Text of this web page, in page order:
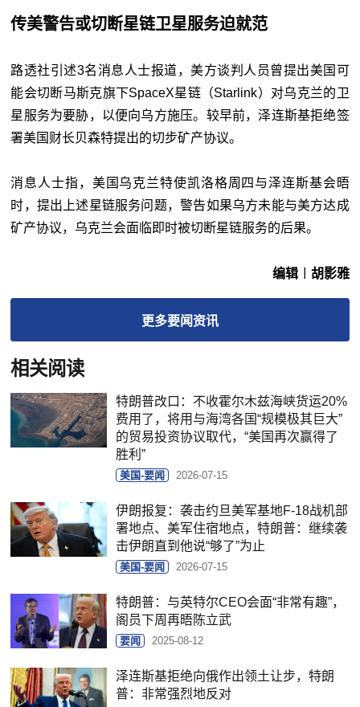
传美警告或切断星链卫星服务迫就范
路透社引述3名消息人士报道，美方谈判人员曾提出美国可
能会切断马斯克旗下SpaceX星链（Starlink）对乌克兰的卫
星服务为要胁，以便向乌方施压。较早前，泽连斯基拒绝签
署美国财长贝森特提出的切步矿产协议。
消息人士指，美国乌克兰特使凯洛格周四与泽连斯基会晤
时，提出上述星链服务问题，警告如果乌方未能与美方达成
矿产协议，乌克兰会面临即时被切断星链服务的后果。
编辑︱胡影雅
更多要闻资讯
相关阅读
特朗普改口：不收霍尔木兹海峡货运20%
费用了，将用与海湾各国“规模极其巨大”
的贸易投资协议取代，“美国再次赢得了
胜利”
美国-要闻 2026-07-15
伊朗报复：袭击约旦美军基地F-18战机部
署地点、美军住宿地点，特朗普：继续袭
击伊朗直到他说“够了”为止
美国-要闻 2026-07-15
特朗普：与英特尔CEO会面“非常有趣”，
阁员下周再晤陈立武
要闻 2025-08-12
泽连斯基拒绝向俄作出领土让步，特朗
普：非常强烈地反对